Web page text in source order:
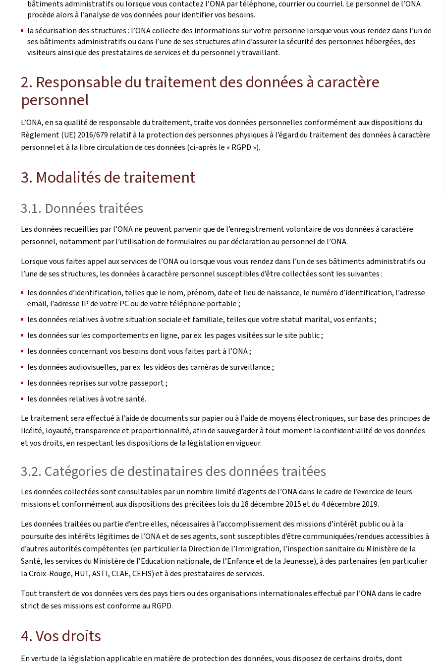
bâtiments administratifs ou lorsque vous contactez l’ONA par téléphone, courrier ou courriel. Le personnel de l’ONA
procède alors à l’analyse de vos données pour identifier vos besoins.
la sécurisation des structures : l’ONA collecte des informations sur votre personne lorsque vous vous rendez dans l’un de
ses bâtiments administratifs ou dans l’une de ses structures afin d’assurer la sécurité des personnes hébergées, des
visiteurs ainsi que des prestataires de services et du personnel y travaillant.
2. Responsable du traitement des données à caractère
personnel
L’ONA, en sa qualité de responsable du traitement, traite vos données personnelles conformément aux dispositions du
Règlement (UE) 2016/679 relatif à la protection des personnes physiques à l’égard du traitement des données à caractère
personnel et à la libre circulation de ces données (ci-après le « RGPD »).
3. Modalités de traitement
3.1. Données traitées
Les données recueillies par l’ONA ne peuvent parvenir que de l’enregistrement volontaire de vos données à caractère
personnel, notamment par l’utilisation de formulaires ou par déclaration au personnel de l’ONA.
Lorsque vous faites appel aux services de l’ONA ou lorsque vous vous rendez dans l’un de ses bâtiments administratifs ou
l’une de ses structures, les données à caractère personnel susceptibles d’être collectées sont les suivantes :
les données d’identification, telles que le nom, prénom, date et lieu de naissance, le numéro d’identification, l’adresse
email, l’adresse IP de votre PC ou de votre téléphone portable ;
les données relatives à votre situation sociale et familiale, telles que votre statut marital, vos enfants ;
les données sur les comportements en ligne, par ex. les pages visitées sur le site public ;
les données concernant vos besoins dont vous faites part à l’ONA ;
les données audiovisuelles, par ex. les vidéos des caméras de surveillance ;
les données reprises sur votre passeport ;
les données relatives à votre santé.
Le traitement sera effectué à l’aide de documents sur papier ou à l’aide de moyens électroniques, sur base des principes de
licéité, loyauté, transparence et proportionnalité, afin de sauvegarder à tout moment la confidentialité de vos données
et vos droits, en respectant les dispositions de la législation en vigueur.
3.2. Catégories de destinataires des données traitées
Les données collectées sont consultables par un nombre limité d’agents de l’ONA dans le cadre de l’exercice de leurs
missions et conformément aux dispositions des précitées lois du 18 décembre 2015 et du 4 décembre 2019.
Les données traitées ou partie d’entre elles, nécessaires à l’accomplissement des missions d’intérêt public ou à la
poursuite des intérêts légitimes de l’ONA et de ses agents, sont susceptibles d’être communiquées/rendues accessibles à
d’autres autorités compétentes (en particulier la Direction de l’Immigration, l’inspection sanitaire du Ministère de la
Santé, les services du Ministère de l’Education nationale, de l’Enfance et de la Jeunesse), à des partenaires (en particulier
la Croix-Rouge, HUT, ASTI, CLAE, CEFIS) et à des prestataires de services.
Tout transfert de vos données vers des pays tiers ou des organisations internationales effectué par l’ONA dans le cadre
strict de ses missions est conforme au RGPD.
4. Vos droits
En vertu de la législation applicable en matière de protection des données, vous disposez de certains droits, dont